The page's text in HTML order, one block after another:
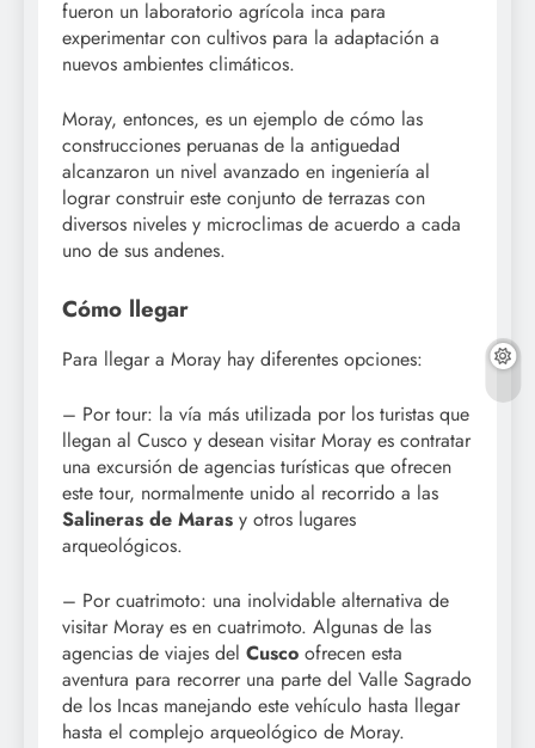
fueron un laboratorio agrícola inca para
experimentar con cultivos para la adaptación a
nuevos ambientes climáticos.
Moray, entonces, es un ejemplo de cómo las
construcciones peruanas de la antiguedad
alcanzaron un nivel avanzado en ingeniería al
lograr construir este conjunto de terrazas con
diversos niveles y microclimas de acuerdo a cada
uno de sus andenes.
Cómo llegar
Para llegar a Moray hay diferentes opciones:
– Por tour: la vía más utilizada por los turistas que
llegan al Cusco y desean visitar Moray es contratar
una excursión de agencias turísticas que ofrecen
este tour, normalmente unido al recorrido a las
Salineras de Maras y otros lugares
arqueológicos.
– Por cuatrimoto: una inolvidable alternativa de
visitar Moray es en cuatrimoto. Algunas de las
agencias de viajes del Cusco ofrecen esta
aventura para recorrer una parte del Valle Sagrado
de los Incas manejando este vehículo hasta llegar
hasta el complejo arqueológico de Moray.